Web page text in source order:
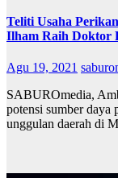
Teliti Usaha
Ilham Raih Doktor
Agu 19, 2021
SABUROmedia,
potensi sumber daya
unggulan daerah di